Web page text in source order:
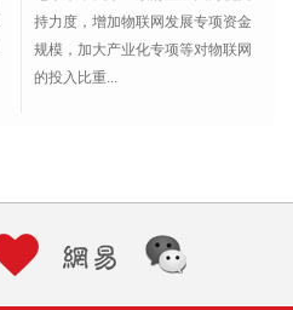
持力度，增加物联网发展专项资金
规模，加大产业化专项等对物联网
的投入比重...